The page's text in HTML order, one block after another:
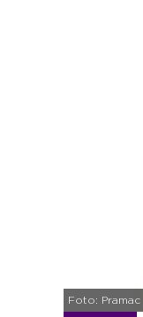
Foto: Pramac